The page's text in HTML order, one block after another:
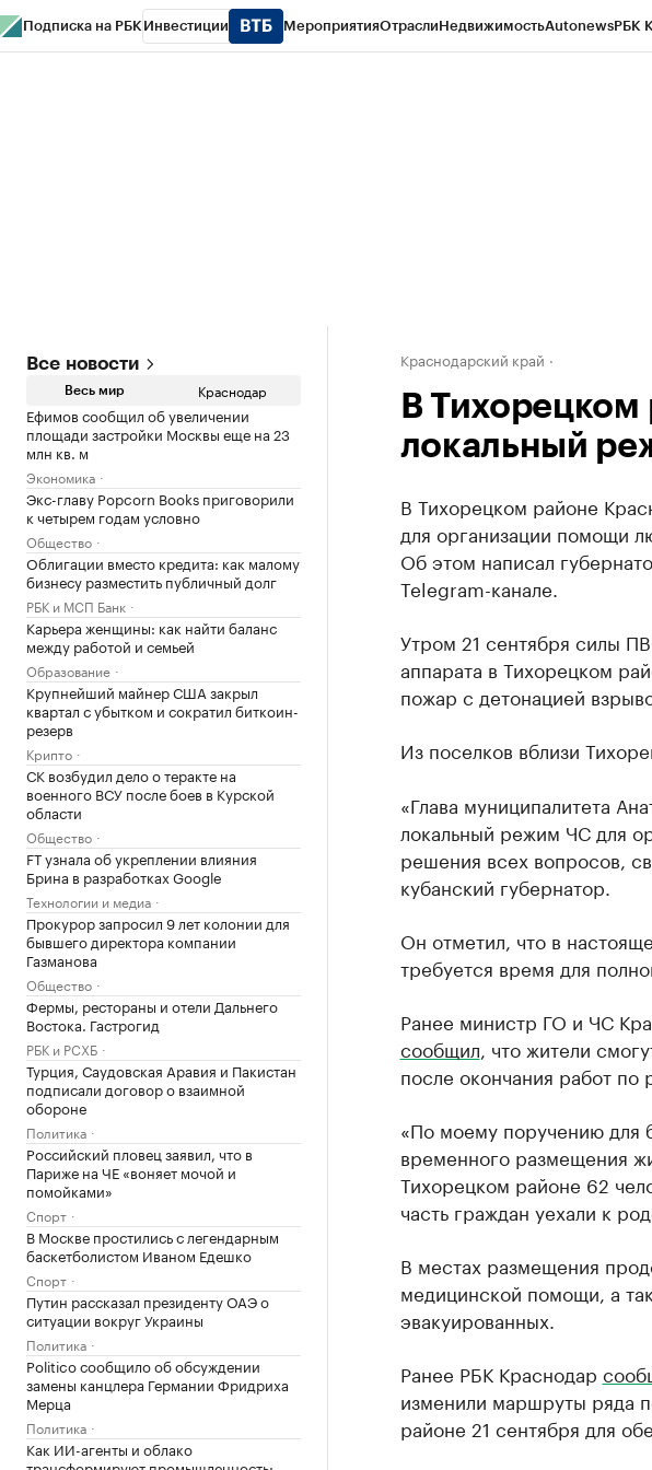
Подписка на РБК Инвестиции МероприятияОтраслиНедвижимостьAutonewsРБК
Все новости
Весь мир Краснодар
Ефимов сообщил об увеличении
площади застройки Москвы еще на 23
млн кв. м
Экономика
Экс-главу Popcorn Books приговорили
к четырем годам условно
Общество
Облигации вместо кредита: как малому
бизнесу разместить публичный долг
РБК и МСП Банк
Карьера женщины: как найти баланс
между работой и семьей
Образование
Крупнейший майнер США закрыл
квартал с убытком и сократил биткоин-
резерв
Крипто
СК возбудил дело о теракте на
военного ВСУ после боев в Курской
области
Общество
FT узнала об укреплении влияния
Брина в разработках Google
Технологии и медиа
Прокурор запросил 9 лет колонии для
бывшего директора компании
Газманова
Общество
Фермы, рестораны и отели Дальнего
Востока. Гастрогид
РБК и РСХБ
Турция, Саудовская Аравия и Пакистан
подписали договор о взаимной
обороне
Политика
Российский пловец заявил, что в
Париже на ЧЕ «воняет мочой и
помойками»
Спорт
В Москве простились с легендарным
баскетболистом Иваном Едешко
Спорт
Путин рассказал президенту ОАЭ о
ситуации вокруг Украины
Политика
Politico сообщило об обсуждении
замены канцлера Германии Фридриха
Мерца
Политика
Как ИИ-агенты и облако
Краснодарский край
В Тихорецком
локальный
В Тихорецком районе
для организации помощи
Об этом написал
Telegram-канале.
Утром 21 сентября силы
аппарата в Тихорецком
пожар с детонацией
Из поселков вблизи
«Глава муниципалитета
локальный режим ЧС для
решения всех вопросов,
кубанский губернатор.
Он отметил, что в
требуется время для
Ранее министр ГО и ЧС
сообщил , что жители
после окончания работ по
«По моему поручению для
временного размещения
Тихорецком районе 62
часть граждан уехали к
В местах размещения
медицинской помощи, а
эвакуированных.
Ранее РБК Краснодар
изменили маршруты ряда
районе 21 сентября для